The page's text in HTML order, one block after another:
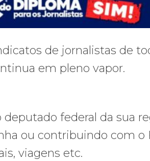
de jornalistas de
em pleno vapor.
deputado federal da sua
ou contribuindo com o
viagens etc.